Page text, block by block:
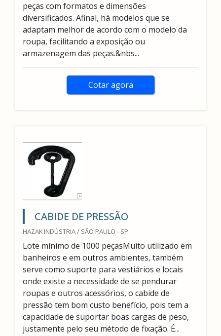
peças com formatos e dimensões
diversificados. Afinal, há modelos que se
adaptam melhor de acordo com o modelo da
roupa, facilitando a exposição ou
armazenagem das peças.&nbs...
Cotar agora
CABIDE DE PRESSÃO
HAZAK INDÚSTRIA / SÃO PAULO - SP
Lote mínimo de 1000 peçasMuito utilizado em
banheiros e em outros ambientes, também
serve como suporte para vestiários e locais
onde existe a necessidade de se pendurar
roupas e outros acessórios, o cabide de
pressão tem bom custo benefício, pois tem a
capacidade de suportar boas cargas de peso,
justamente pelo seu método de fixação. É...